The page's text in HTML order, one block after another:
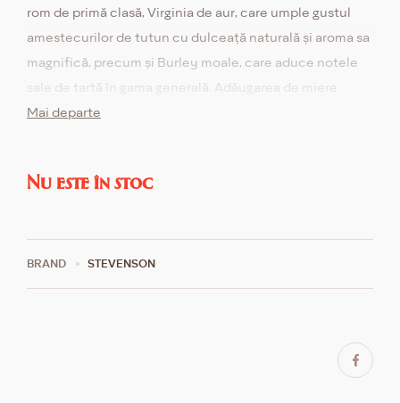
rom de primă clasă, Virginia de aur, care umple gustul
amestecurilor de tutun cu dulceață naturală și aroma sa
magnifică, precum și Burley moale, care aduce notele
sale de tartă în gama generală. Adăugarea de miere
naturală sălbatică completează în mod favorabil
Mai departe
Nu este în stoc
BRAND STEVENSON